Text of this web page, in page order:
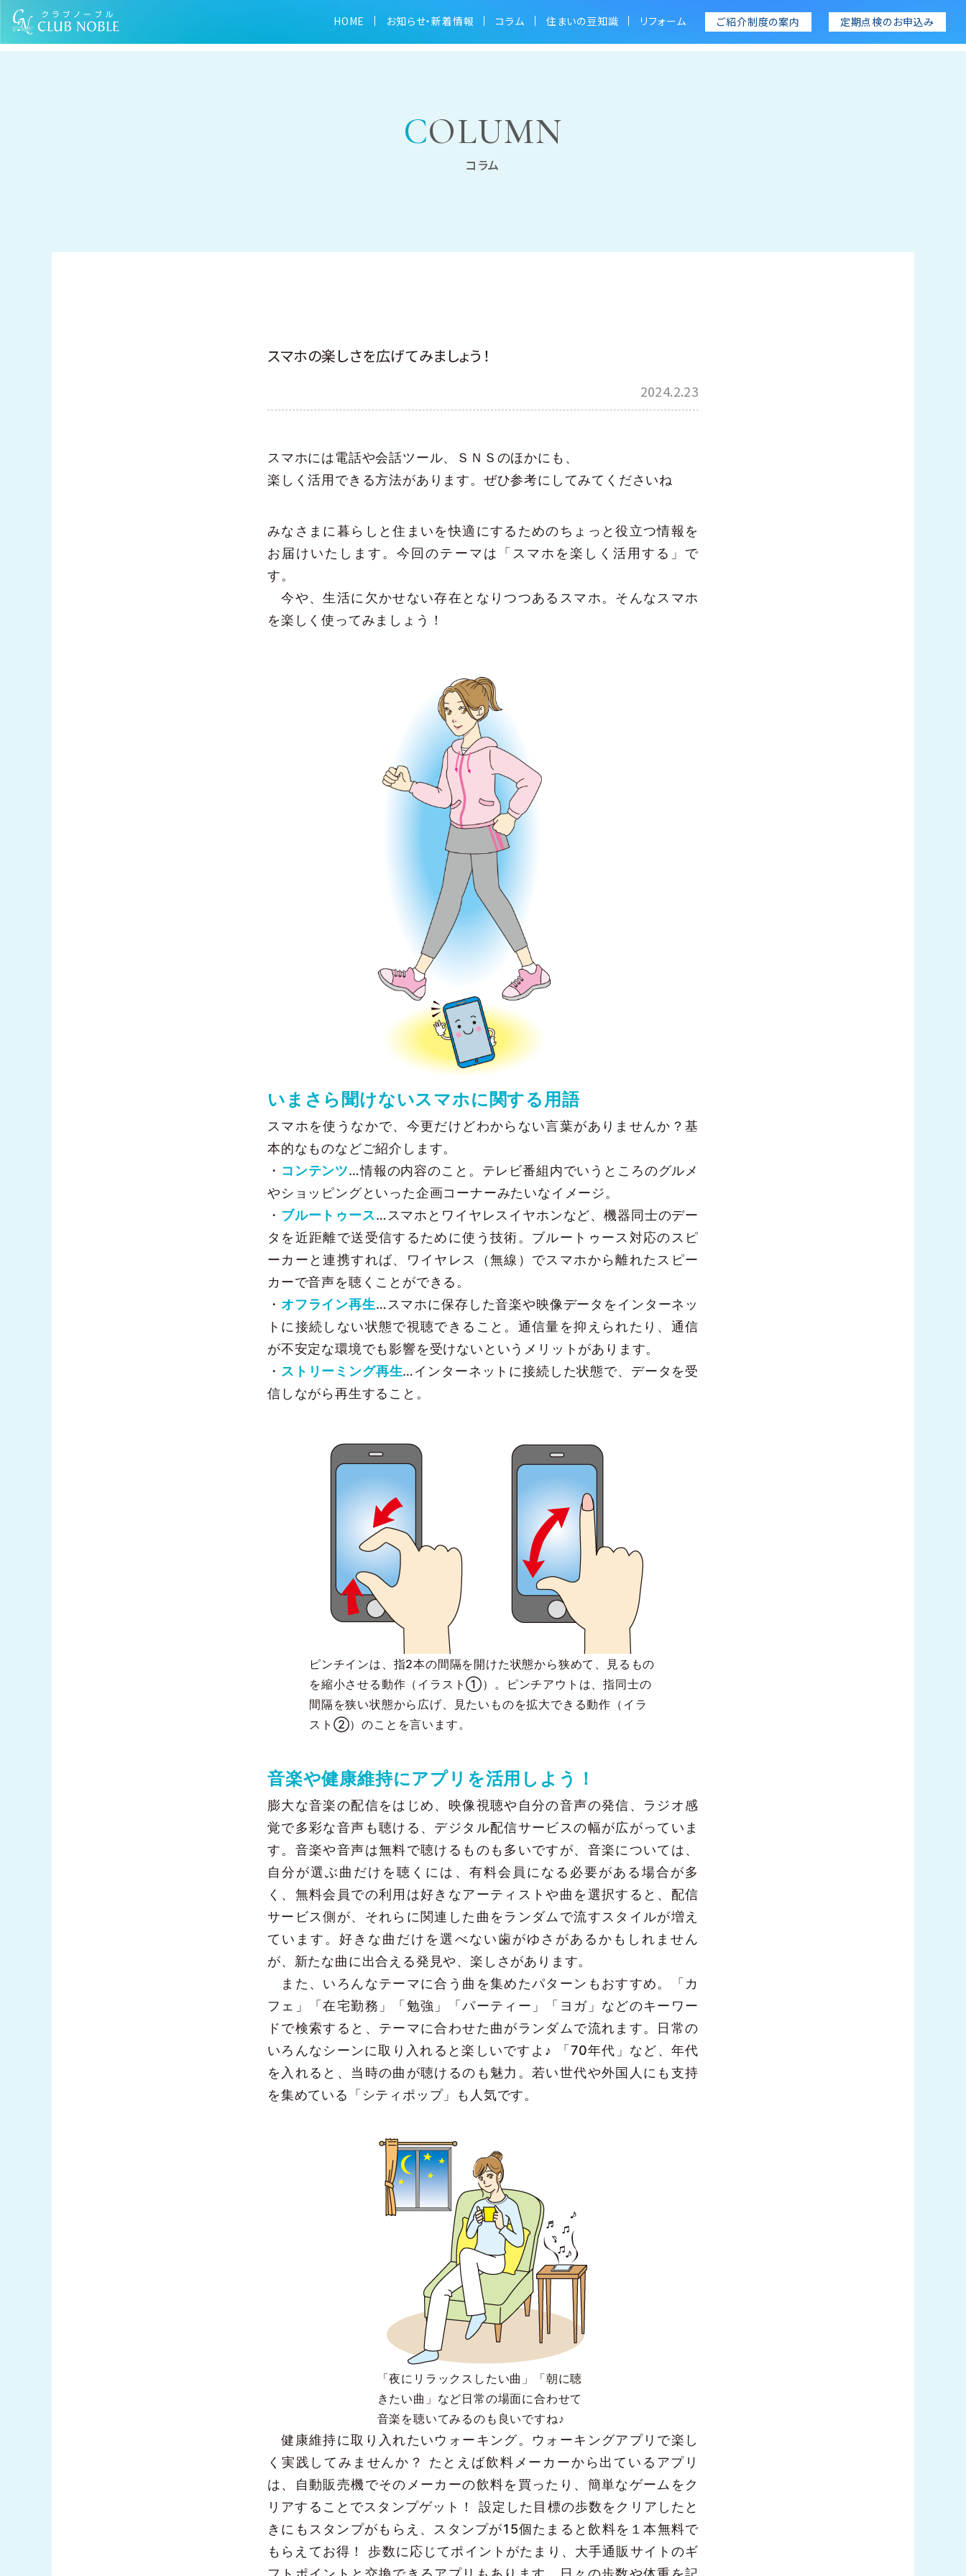
HOME お知らせ・新着情報 コラム 住まいの豆知識 リフォーム ご紹介制度の案内 定期点検のお申込み
COLUMN
コラム
TOP コラム スマホの楽しさを広げてみましょう！
2024.2.23
スマホの楽しさを広げてみましょう！
スマホには電話や会話ツール、ＳＮＳのほかにも、
楽しく活用できる方法があります。ぜひ参考にしてみてくださいね
みなさまに暮らしと住まいを快適にするためのちょっと役立つ情報を
お届けいたします。今回のテーマは「スマホを楽しく活用する」で
す。
今や、生活に欠かせない存在となりつつあるスマホ。そんなスマホ
を楽しく使ってみましょう！
いまさら聞けないスマホに関する用語
スマホを使うなかで、今更だけどわからない言葉がありませんか？基
本的なものなどご紹介します。
・ コンテンツ…情報の内容のこと。テレビ番組内でいうところのグルメ
やショッピングといった企画コーナーみたいなイメージ。
・ ブルートゥース…スマホとワイヤレスイヤホンなど、機器同士のデー
タを近距離で送受信するために使う技術。ブルートゥース対応のスピ
ーカーと連携すれば、ワイヤレス（無線）でスマホから離れたスピー
カーで音声を聴くことができる。
・ オフライン再生…スマホに保存した音楽や映像データをインターネッ
トに接続しない状態で視聴できること。通信量を抑えられたり、通信
が不安定な環境でも影響を受けないというメリットがあります。
・ ストリーミング再生…インターネットに接続した状態で、データを受
信しながら再生すること。
ピンチインは、指2本の間隔を開けた状態から狭めて、見るもの
を縮小させる動作（イラスト①）。ピンチアウトは、指同士の
間隔を狭い状態から広げ、見たいものを拡大できる動作（イラ
スト②）のことを言います。
音楽や健康維持にアプリを活用しよう！
膨大な音楽の配信をはじめ、映像視聴や自分の音声の発信、ラジオ感
覚で多彩な音声も聴ける、デジタル配信サービスの幅が広がっていま
す。音楽や音声は無料で聴けるものも多いですが、音楽については、
自分が選ぶ曲だけを聴くには、有料会員になる必要がある場合が多
く、無料会員での利用は好きなアーティストや曲を選択すると、配信
サービス側が、それらに関連した曲をランダムで流すスタイルが増え
ています。好きな曲だけを選べない歯がゆさがあるかもしれません
が、新たな曲に出合える発見や、楽しさがあります。
また、いろんなテーマに合う曲を集めたパターンもおすすめ。「カ
フェ」「在宅勤務」「勉強」「パーティー」「ヨガ」などのキーワー
ドで検索すると、テーマに合わせた曲がランダムで流れます。日常の
いろんなシーンに取り入れると楽しいですよ♪ 「70年代」など、年代
を入れると、当時の曲が聴けるのも魅力。若い世代や外国人にも支持
を集めている「シティポップ」も人気です。
「夜にリラックスしたい曲」「朝に聴
きたい曲」など日常の場面に合わせて
音楽を聴いてみるのも良いですね♪
健康維持に取り入れたいウォーキング。ウォーキングアプリで楽し
く実践してみませんか？ たとえば飲料メーカーから出ているアプリ
は、自動販売機でそのメーカーの飲料を買ったり、簡単なゲームをク
リアすることでスタンプゲット！ 設定した目標の歩数をクリアしたと
きにもスタンプがもらえ、スタンプが15個たまると飲料を１本無料で
もらえてお得！ 歩数に応じてポイントがたまり、大手通販サイトのギ